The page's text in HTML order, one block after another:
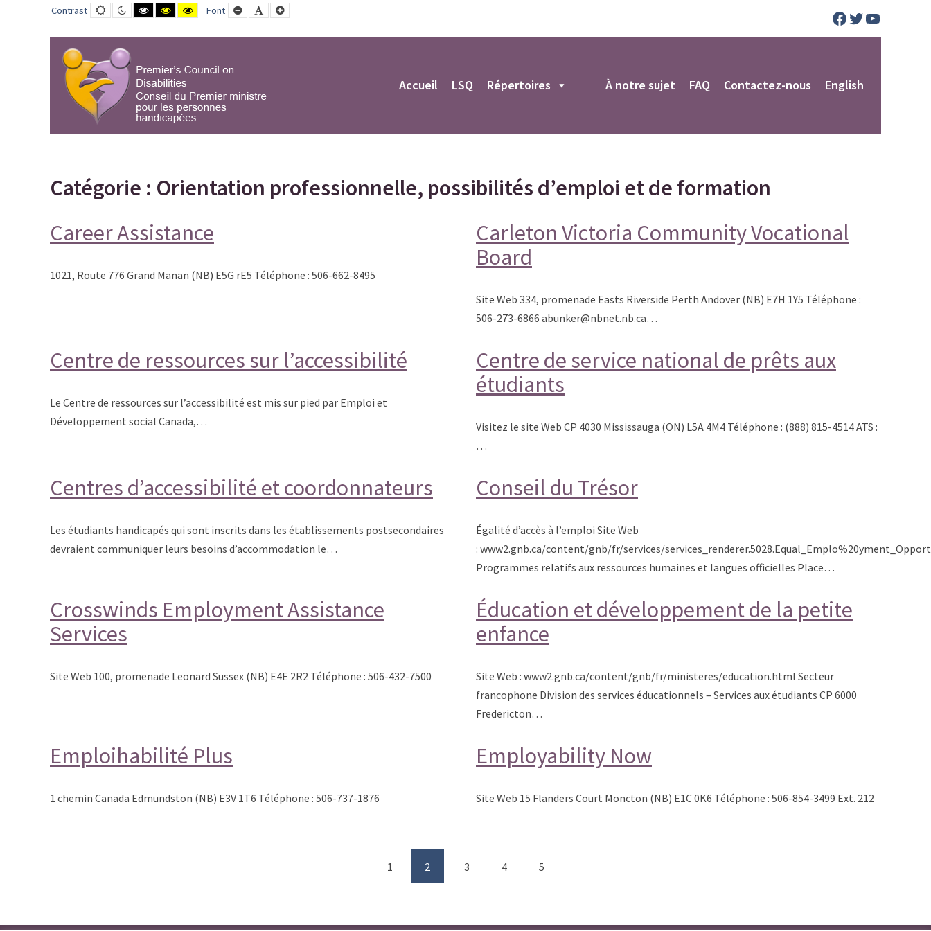
OrientationContrast Default
contrast
Night
contrast
Black
and
contrast
Black
and
contrast
Yellow
and
contrast
Font Smaller
Font
Default
Font
Larger
Font Facebook
Twitter
YouTube
Accueil LSQ Répertoires À notre sujet FAQ Contactez-nous English
Catégorie : Orientation professionnelle, possibilités d’emploi et de formation
Career Assistance
1021, Route 776 Grand Manan (NB) E5G rE5 Téléphone : 506-662-8495
Carleton Victoria Community Vocational
Board
Site Web 334, promenade Easts Riverside Perth Andover (NB) E7H 1Y5 Téléphone :
506-273-6866 abunker@nbnet.nb.ca…
Centre de ressources sur l’accessibilité
Le Centre de ressources sur l’accessibilité est mis sur pied par Emploi et
Développement social Canada,…
Centre de service national de prêts aux
étudiants
Visitez le site Web CP 4030 Mississauga (ON) L5A 4M4 Téléphone : (888) 815-4514 ATS :
…
Centres d’accessibilité et coordonnateurs
Les étudiants handicapés qui sont inscrits dans les établissements postsecondaires
devraient communiquer leurs besoins d’accommodation le…
Conseil du Trésor
Égalité d’accès à l’emploi Site Web
: www2.gnb.ca/content/gnb/fr/services/
Programmes relatifs aux ressources humaines et langues officielles Place…
Crosswinds Employment Assistance
Services
Site Web 100, promenade Leonard Sussex (NB) E4E 2R2 Téléphone : 506-432-7500
Éducation et développement de la petite
enfance
Site Web : www2.gnb.ca/content/gnb/fr/ministeres/education.html Secteur
francophone Division des services éducationnels – Services aux étudiants CP 6000
Fredericton…
Emploihabilité Plus
1 chemin Canada Edmundston (NB) E3V 1T6 Téléphone : 506-737-1876
Employability Now
Site Web 15 Flanders Court Moncton (NB) E1C 0K6 Téléphone : 506-854-3499 Ext. 212
1
2
3 4 5